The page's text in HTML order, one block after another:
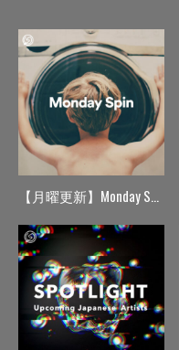
【月曜更新】Monday Spin